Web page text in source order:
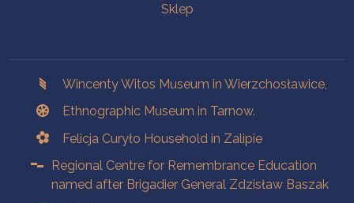
Sklep
Wincenty Witos Museum in Wierzchosławice,
Ethnographic Museum in Tarnow.
Felicja Curyło Household in Zalipie
Regional Centre for Remembrance Education
named after Brigadier General Zdzisław Baszak